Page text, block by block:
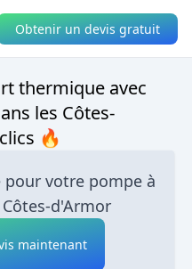
Obtenir un devis gratuit
thermique avec
les Côtes-
🔥
votre pompe à
d'Armor
maintenant